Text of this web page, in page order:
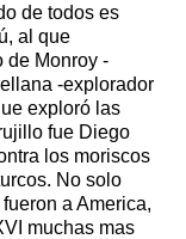
de todos es
al que
de Monroy -
-explorador
exploró las
fue Diego
los moriscos
No solo
a America,
muchas mas